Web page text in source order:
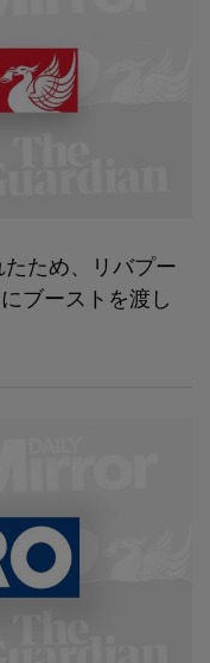
ため、リバプー
ブーストを渡し